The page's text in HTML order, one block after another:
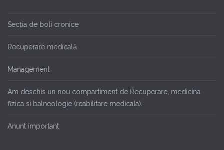
Secția de boli cronice
Recuperare medicală
Management
Am deschis un nou compartiment de Recuperare, medicina
fizica si balneologie (reabilitare medicala).
Anunt important